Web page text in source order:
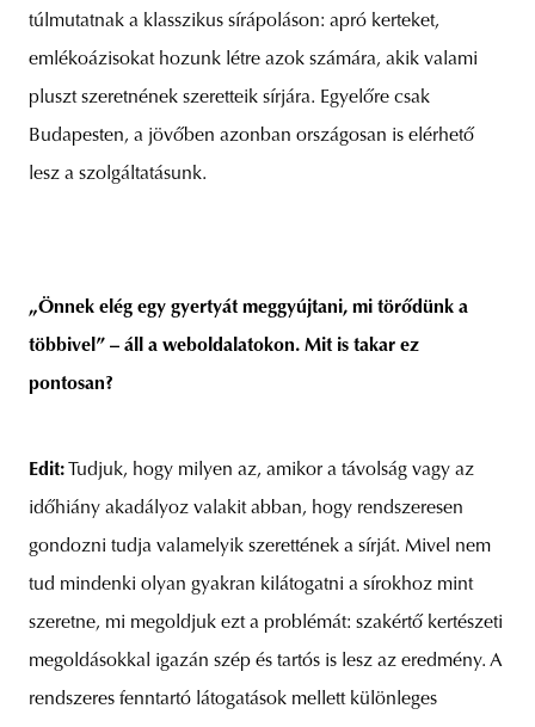
túlmutatnak a klasszikus sírápoláson: apró kerteket,
emlékoázisokat hozunk létre azok számára, akik valami
pluszt szeretnének szeretteik sírjára. Egyelőre csak
Budapesten, a jövőben azonban országosan is elérhető
lesz a szolgáltatásunk.
„Önnek elég egy gyertyát meggyújtani, mi törődünk a
többivel” – áll a weboldalatokon. Mit is takar ez
pontosan?
Edit: Tudjuk, hogy milyen az, amikor a távolság vagy az
időhiány akadályoz valakit abban, hogy rendszeresen
gondozni tudja valamelyik szerettének a sírját. Mivel nem
tud mindenki olyan gyakran kilátogatni a sírokhoz mint
szeretne, mi megoldjuk ezt a problémát: szakértő kertészeti
megoldásokkal igazán szép és tartós is lesz az eredmény. A
rendszeres fenntartó látogatások mellett különleges